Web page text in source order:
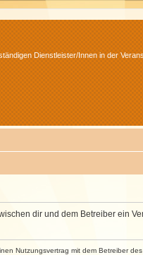
Dienstleister/Innen in der
dir und dem Betreiber ein
Nutzungsvertrag mit dem Betreiber